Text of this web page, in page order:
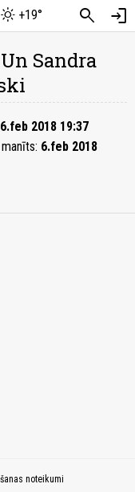
+19° search login
Sandra
6.feb 2018 19:37
6.feb 2018
noteikumi